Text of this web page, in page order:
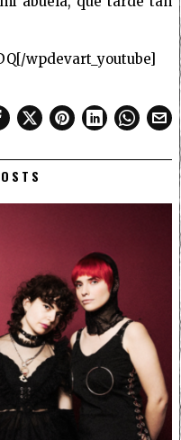
wpdevart_youtube]